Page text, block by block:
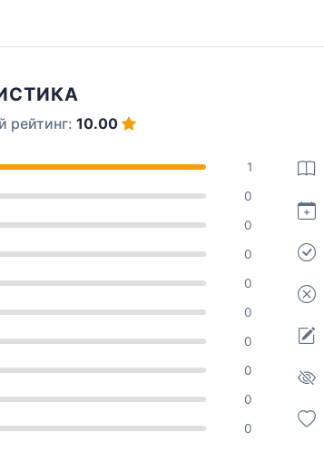
рейтинг: 10.00
1
0
0
0
0
0
0
0
0
0